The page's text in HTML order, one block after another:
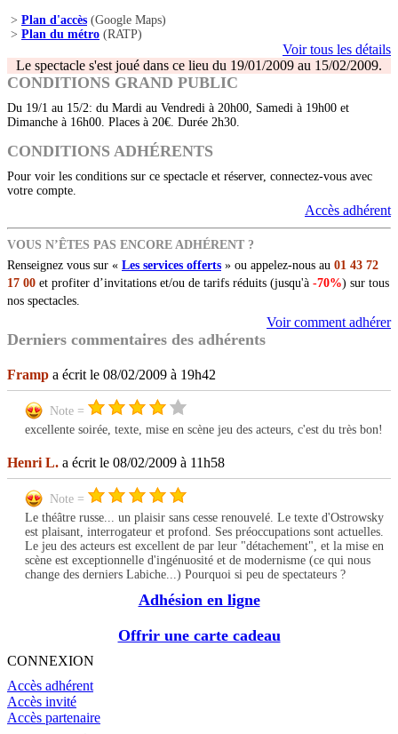
> Plan d'accès (Google Maps)
> Plan du métro (RATP)
Voir tous les détails
Le spectacle s'est joué dans ce lieu du 19/01/2009 au 15/02/2009.
CONDITIONS GRAND PUBLIC
Du 19/1 au 15/2: du Mardi au Vendredi à 20h00, Samedi à 19h00 et
Dimanche à 16h00. Places à 20€. Durée 2h30.
CONDITIONS ADHÉRENTS
Pour voir les conditions sur ce spectacle et réserver, connectez-vous avec
votre compte.
Accès adhérent
VOUS N’ÊTES PAS ENCORE ADHÉRENT ?
Renseignez vous sur « Les services offerts » ou appelez-nous au 01 43 72
17 00 et profiter d’invitations et/ou de tarifs réduits (jusqu'à -70%) sur tous
nos spectacles.
Voir comment adhérer
Derniers commentaires des adhérents
Framp a écrit le 08/02/2009 à 19h42
Note =
excellente soirée, texte, mise en scène jeu des acteurs, c'est du très bon!
Henri L. a écrit le 08/02/2009 à 11h58
Note =
Le théâtre russe... un plaisir sans cesse renouvelé. Le texte d'Ostrowsky
est plaisant, interrogateur et profond. Ses préoccupations sont actuelles.
Le jeu des acteurs est excellent de par leur "détachement", et la mise en
scène est exceptionnelle d'ingénuosité et de modernisme (ce qui nous
change des derniers Labiche...) Pourquoi si peu de spectateurs ?
Adhésion en ligne
Offrir une carte cadeau
CONNEXION
Accès adhérent
Accès invité
Accès partenaire